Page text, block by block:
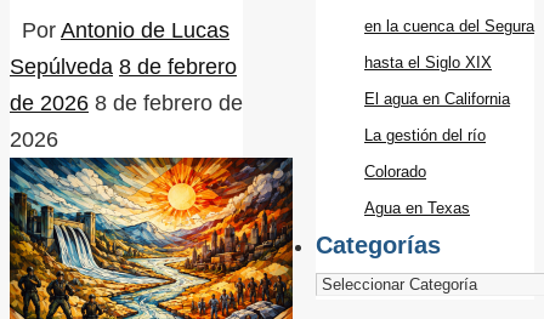
Por Antonio de Lucas
Sepúlveda 8 de febrero
de 2026 8 de febrero de
2026
en la cuenca del Segura
hasta el Siglo XIX
El agua en California
La gestión del río
Colorado
Agua en Texas
Categorías